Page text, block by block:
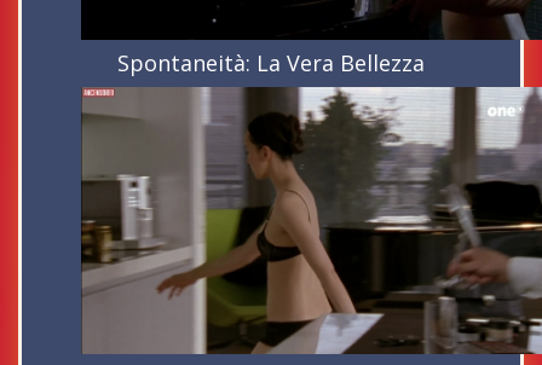
Spontaneità: La Vera Bellezza